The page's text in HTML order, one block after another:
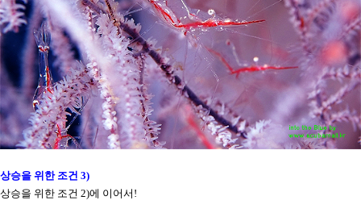
상승을 위한 조건 3)
상승을 위한 조건 2)에 이어서 !